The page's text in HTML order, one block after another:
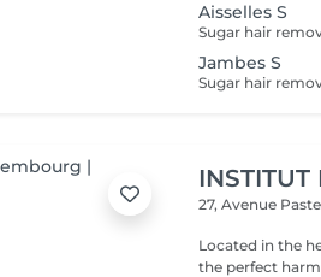
Aisselles S
Jambes S
INSTITUT
27, Avenue
Located in the
the perfect harmony